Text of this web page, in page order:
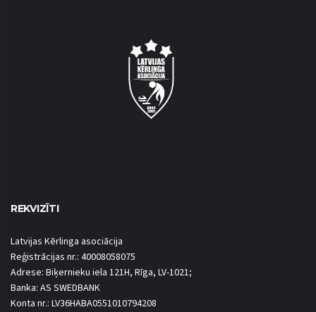
REKVIZĪTI
Latvijas Kērlinga asociācija
Reģistrācijas nr.: 40008058075
Adrese: Biķernieku iela 121H, Rīga, LV-1021;
Banka: AS SWEDBANK
Konta nr.: LV36HABA0551010794208